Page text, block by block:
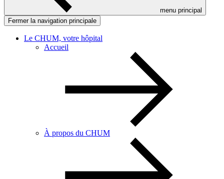
menu principal
Fermer la navigation principale
Le CHUM, votre hôpital
Accueil
À propos du CHUM